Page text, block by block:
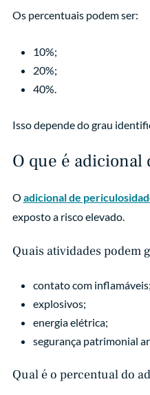
Os percentuais podem ser:
10%;
20%;
40%.
Isso depende do grau
O que é
O adicional de
exposto a risco elevado.
Quais atividades podem
contato com inflamáveis;
explosivos;
energia elétrica;
segurança patrimonial
Qual é o percentual do